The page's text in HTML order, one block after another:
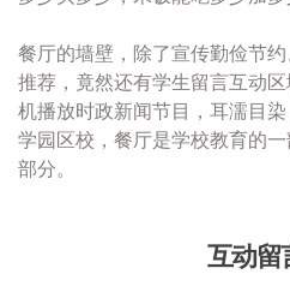
餐厅的墙壁，除了宣传勤俭节
推荐，竟然还有学生留言互动
机播放时政新闻节目，耳濡目
学园区校，餐厅是学校教育的
部分。
互动留